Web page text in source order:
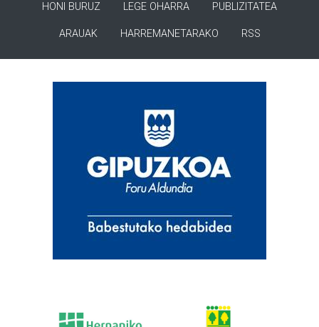
HONI BURUZ LEGE OHARRA PUBLIZITATEA
ARAUAK HARREMANETARAKO RSS